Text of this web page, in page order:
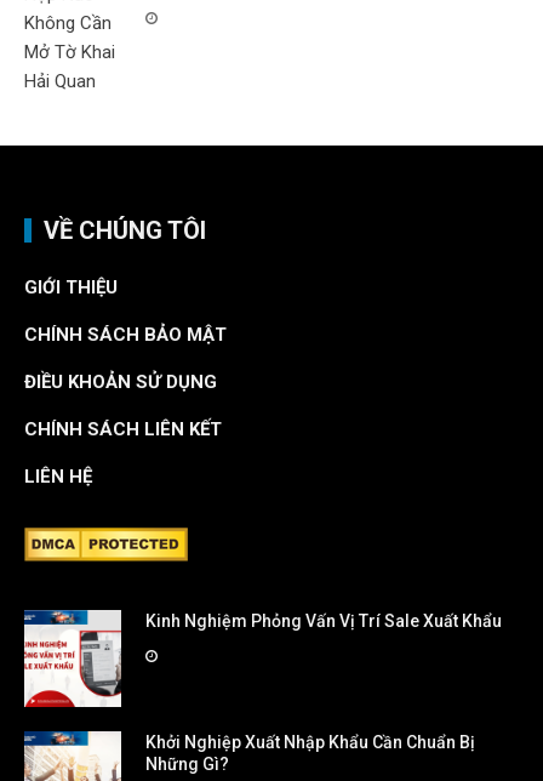
VỀ CHÚNG TÔI
GIỚI THIỆU
CHÍNH SÁCH BẢO MẬT
ĐIỀU KHOẢN SỬ DỤNG
CHÍNH SÁCH LIÊN KẾT
LIÊN HỆ
Kinh Nghiệm Phỏng Vấn Vị Trí Sale Xuất Khẩu
Khởi Nghiệp Xuất Nhập Khẩu Cần Chuẩn Bị
Những Gì?